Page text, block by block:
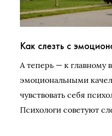
Как слезть с
А теперь — к главному
эмоциональными
чувствовать себя
Психологи советуют